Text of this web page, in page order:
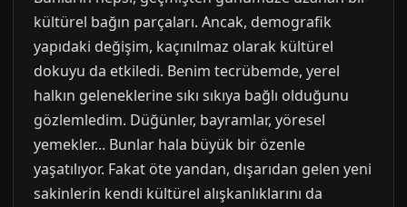
kültürel bağın parçaları. Ancak, demografik
yapıdaki değişim, kaçınılmaz olarak kültürel
dokuyu da etkiledi. Benim tecrübemde, yerel
halkın geleneklerine sıkı sıkıya bağlı olduğunu
gözlemledim. Düğünler, bayramlar, yöresel
yemekler... Bunlar hala büyük bir özenle
yaşatılıyor. Fakat öte yandan, dışarıdan gelen yeni
sakinlerin kendi kültürel alışkanlıklarını da